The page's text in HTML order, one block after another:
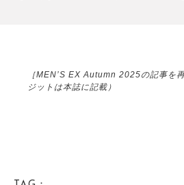
［MEN’S EX Autumn 2025の記事を
ジットは本誌に記載）